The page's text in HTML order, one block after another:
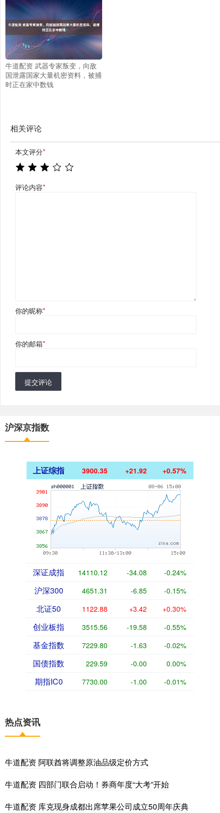
牛道配资 武器专家叛变，向敌
国泄露国家大量机密资料，被捕
时正在家中数钱
相关评论
本文评分*
评论内容*
你的昵称*
你的邮箱*
提交评论
沪深京指数
上证综指 3900.35 +21.92 +0.57%
深证成指 14110.12 -34.08 -0.24%
沪深300 4651.31 -6.85 -0.15%
北证50 1122.88 +3.42 +0.30%
创业板指 3515.56 -19.58 -0.55%
基金指数 7229.80 -1.63 -0.02%
国债指数 229.59 -0.00 0.00%
期指IC0 7730.00 -1.00 -0.01%
热点资讯
牛道配资 阿联酋将调整原油品级定价方式
牛道配资 四部门联合启动！券商年度“大考”开始
牛道配资 库克现身成都出席苹果公司成立50周年庆典